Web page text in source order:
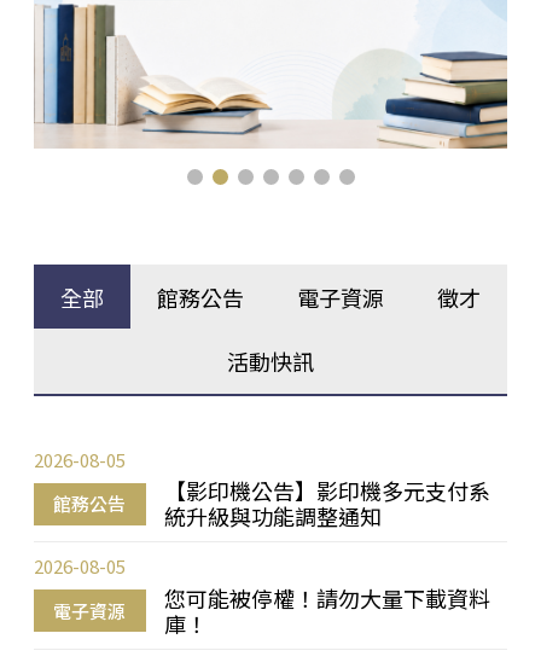
全部 館務公告 電子資源 徵才
活動快訊
館務公告
【影印機公告】影印機多元支付系
統升級與功能調整通知
2026-08-05
電子資源
您可能被停權！請勿大量下載資料
庫！
2026-08-05